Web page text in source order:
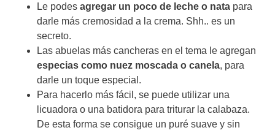
Le podes agregar un poco de leche o nata para
darle más cremosidad a la crema. Shh.. es un
secreto.
Las abuelas más cancheras en el tema le agregan
especias como nuez moscada o canela, para
darle un toque especial.
Para hacerlo más fácil, se puede utilizar una
licuadora o una batidora para triturar la calabaza.
De esta forma se consigue un puré suave y sin